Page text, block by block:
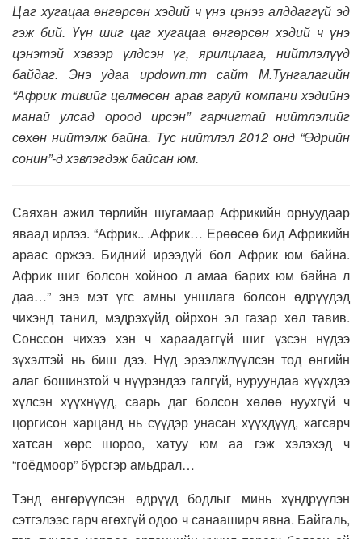
Цаг хугацаа өнгөрсөн хэдий ч үнэ цэнээ алддаггүй эд
гэж бий. Үүн шиг цаг хугацаа өнгөрсөн хэдий ч үнэ
цэнэтэй хэвээр үлдсэн үг, ярилцлага, нийтлэлүүд
байдаг. Энэ удаа updown.mnсайт М.Тунгалагийн
“Африк тивийг цөлмөсөн арав гаруй компани хэдийнэ
манай улсад ороод ирсэн” гарчигтай нийтлэлийг
сөхөн нийтэлж байна. Тус нийтлэл 2012 онд “Өдрийн
сонин”-д хэвлэгдэж байсан юм.
Саяхан ажил төрлийн шугамаар Африкийн орнуудаар
яваад ирлээ. “Африк.. .Африк… Ерөөсөө бид Африкийн
араас оржээ. Бидний ирээдүй бол Африк юм байна.
Африк шиг болсон хойноо л амаа барих юм байна л
даа…” энэ мэт үгс амны уншлага болсон өдрүүдэд
чихэнд танил, мэдрэхүйд ойрхон эл газар хөл тавив.
Сонссон чихээ хэн ч хараадаггүй шиг үзсэн нүдээ
зүхэлтэй нь биш дээ. Нүд эрээлжлүүлсэн тод өнгийн
алаг бошинзтой ч нүүрэндээ галгүй, нуруундаа хүүхдээ
хүлсэн хүүхнүүд, саарь даг болсон хөлөө нуухгүй ч
цоргисон харцанд нь сүүдэр унасан хүүхдүүд, хагсарч
хатсан хөрс шороо, хатуу юм аа гэж хэлэхэд ч
“гоёдмоор” бүрсгэр амьдрал…
Тэнд өнгөрүүлсэн өдрүүд бодлыг минь хүндрүүлэн
сэтгэлээс гарч өгөхгүй одоо ч санааширч явна. Байгаль,